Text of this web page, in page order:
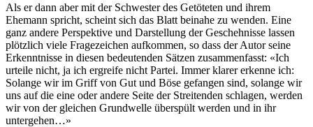
Als er dann aber mit der Schwester des Getöteten und ihrem
Ehemann spricht, scheint sich das Blatt beinahe zu wenden. Eine
ganz andere Perspektive und Darstellung der Geschehnisse lassen
plötzlich viele Fragezeichen aufkommen, so dass der Autor seine
Erkenntnisse in diesen bedeutenden Sätzen zusammenfasst: «Ich
urteile nicht, ja ich ergreife nicht Partei. Immer klarer erkenne ich:
Solange wir im Griff von Gut und Böse gefangen sind, solange wir
uns auf die eine oder andere Seite der Streitenden schlagen, werden
wir von der gleichen Grundwelle überspült werden und in ihr
untergehen…»